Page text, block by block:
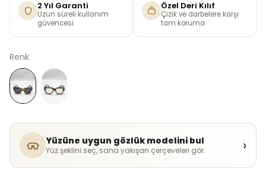
2 Yıl Garanti
Uzun süreli kullanım
güvencesi
Özel Deri Kılıf
Çizik ve darbelere karşı
tam koruma
Renk
Yüzüne uygun gözlük modelini bul
Yüz şeklini seç, sana yakışan çerçeveleri gör. ›